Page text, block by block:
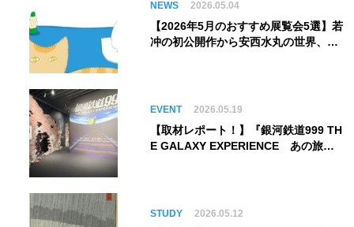
NEWS 2026.05.04
【2026年5月のおすすめ展覧会5選】若
冲の初公開作から安西水丸の世界、そ
EVENT 2026.05.19
【取材レポート！】『銀河鉄道999 TH
E GALAXY EXPERIENCE あの旅
ム】
STUDY 2026.05.12